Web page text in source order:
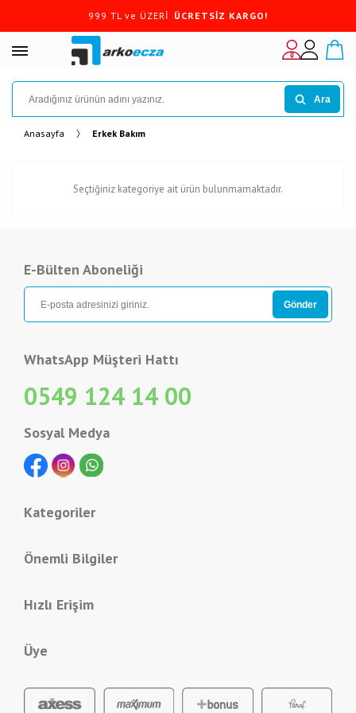
999 TL ve ÜZERİ ÜCRETSİZ KARGO!
Ara
Anasayfa Erkek Bakım
Seçtiğiniz kategoriye ait ürün bulunmamaktadır.
Kategoriler
Önemli Bilgiler
Hızlı Erişim
Üye
E-Bülten Aboneliği
WhatsApp Müşteri Hattı
0549 124 14 00
Sosyal Medya